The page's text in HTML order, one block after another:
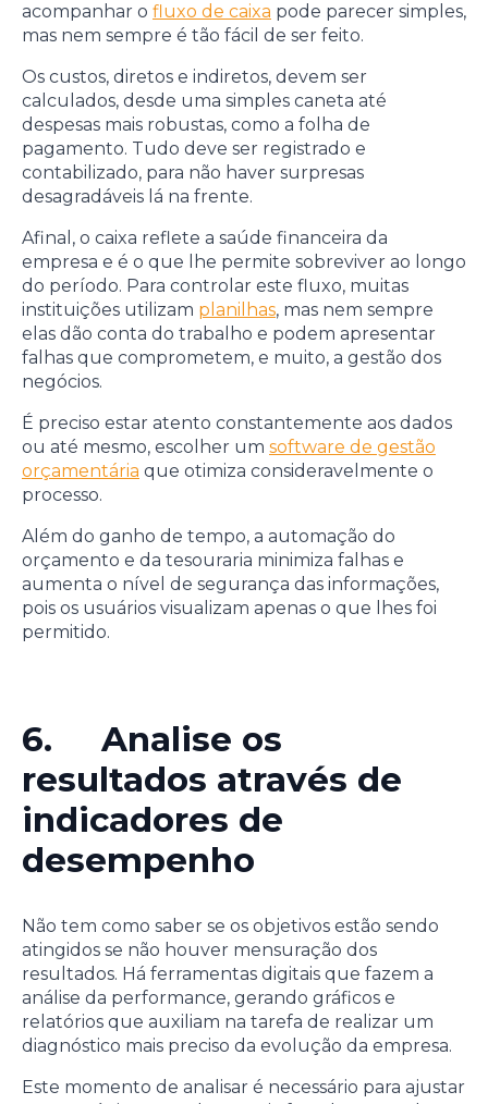
acompanhar o fluxo de caixa pode parecer simples,
mas nem sempre é tão fácil de ser feito.
Os custos, diretos e indiretos, devem ser
calculados, desde uma simples caneta até
despesas mais robustas, como a folha de
pagamento. Tudo deve ser registrado e
contabilizado, para não haver surpresas
desagradáveis lá na frente.
Afinal, o caixa reflete a saúde financeira da
empresa e é o que lhe permite sobreviver ao longo
do período. Para controlar este fluxo, muitas
instituições utilizam planilhas, mas nem sempre
elas dão conta do trabalho e podem apresentar
falhas que comprometem, e muito, a gestão dos
negócios.
É preciso estar atento constantemente aos dados
ou até mesmo, escolher um software de gestão
orçamentária que otimiza consideravelmente o
processo.
Além do ganho de tempo, a automação do
orçamento e da tesouraria minimiza falhas e
aumenta o nível de segurança das informações,
pois os usuários visualizam apenas o que lhes foi
permitido.
6. Analise os
resultados através de
indicadores de
desempenho
Não tem como saber se os objetivos estão sendo
atingidos se não houver mensuração dos
resultados. Há ferramentas digitais que fazem a
análise da performance, gerando gráficos e
relatórios que auxiliam na tarefa de realizar um
diagnóstico mais preciso da evolução da empresa.
Este momento de analisar é necessário para ajustar